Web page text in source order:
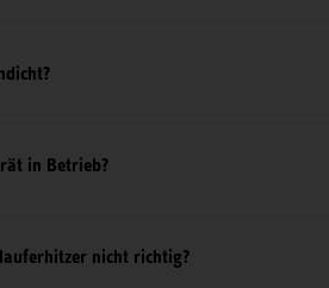
in Betrieb?
nicht richtig?